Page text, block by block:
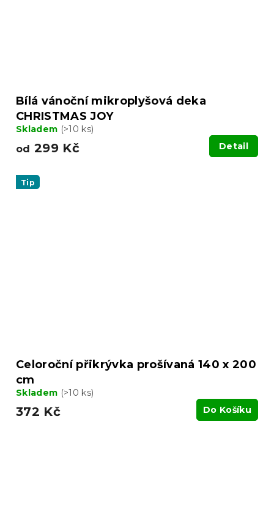
Bílá vánoční mikroplyšová deka
CHRISTMAS JOY
Skladem (>10 ks)
od 299 Kč Detail
Tip
Celoroční přikrývka prošívaná 140 x 200
cm
Skladem (>10 ks)
372 Kč Do Košíku